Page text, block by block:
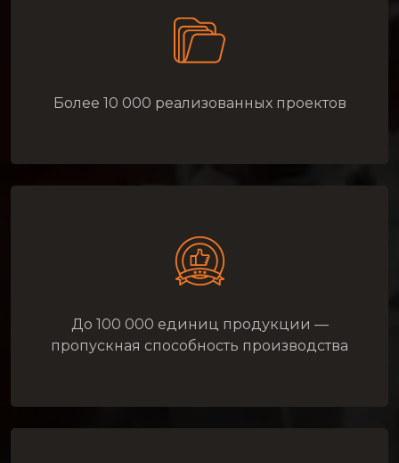
Более 10 000 реализованных проектов
До 100 000 единиц продукции —
пропускная способность производства